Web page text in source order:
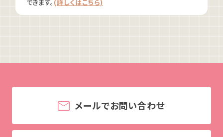
できます。 (詳しくはこちら)
メールでお問い合わせ